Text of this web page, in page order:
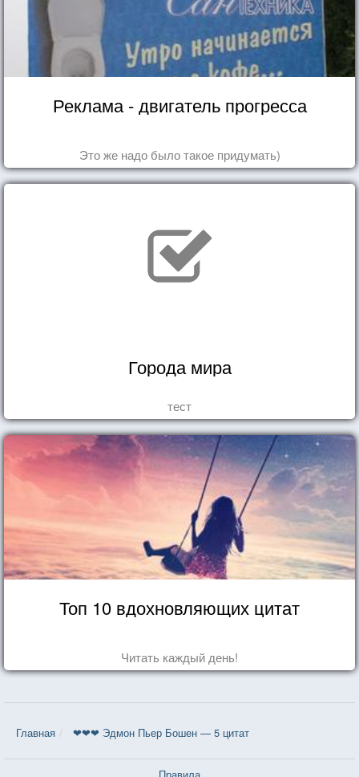
Реклама - двигатель прогресса
Это же надо было такое придумать)
Города мира
тест
Топ 10 вдохновляющих цитат
Читать каждый день!
Главная ❤❤❤ Эдмон Пьер Бошен — 5 цитат